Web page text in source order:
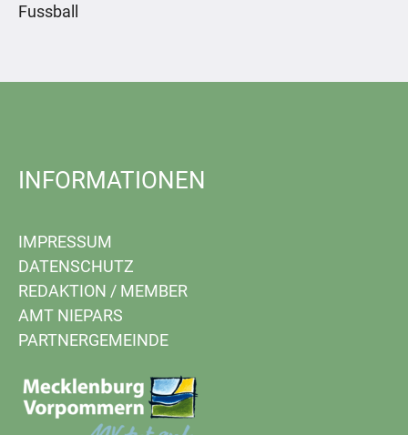
Fussball
INFORMATIONEN
IMPRESSUM
DATENSCHUTZ
REDAKTION / MEMBER
AMT NIEPARS
PARTNERGEMEINDE